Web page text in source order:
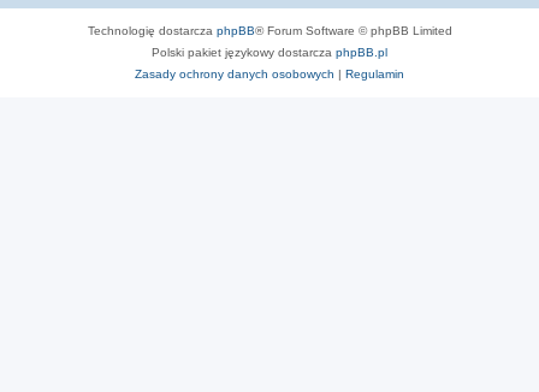
Technologię dostarcza phpBB® Forum Software © phpBB Limited
Polski pakiet językowy dostarcza phpBB.pl
Zasady ochrony danych osobowych
Regulamin